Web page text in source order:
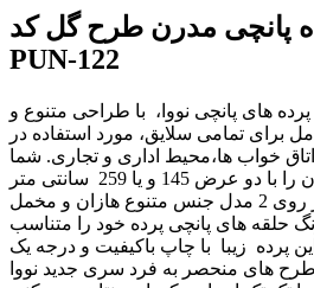
پانچی مدرن طرح گل کد
PUN-122
کالکشن طرح جدید2024 پرده های پانچی نووا، با طراحی متنوع و
برای تمامی سلایق، مورد استفاده در
خواب ها،محیط اداری و تجاری. شما
می توانید طرح مورد نظرتان را با دو عرض 145 و یا 259 سانتی متر
در ارتفاع دلخواه بر روی 2 مدل جنس متنوع هازان و مخمل
حلقه های پانچی پرده خود را متناسب
پرده زیبا با چاپ باکیفیت و درجه یک
های منحصر به فرد سری جدید نووا